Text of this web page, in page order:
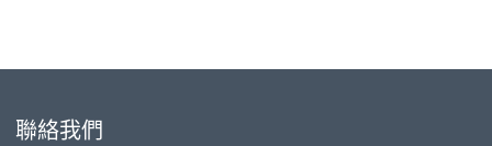
聯絡我們